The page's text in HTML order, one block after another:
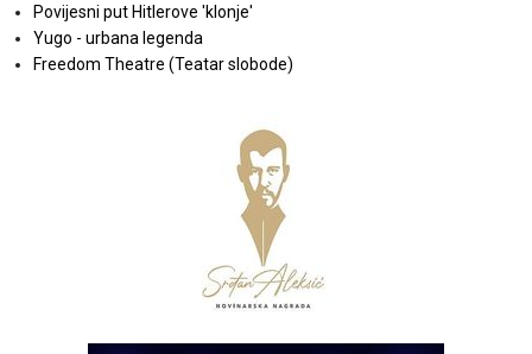
Povijesni put Hitlerove 'klonje'
Yugo - urbana legenda
Freedom Theatre (Teatar slobode)